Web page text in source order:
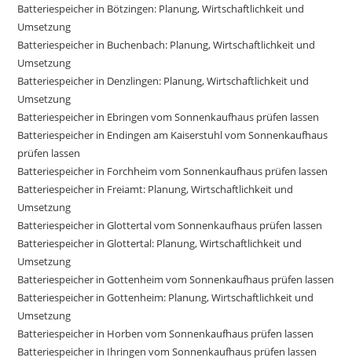
Batteriespeicher in Bötzingen: Planung, Wirtschaftlichkeit und
Umsetzung
Batteriespeicher in Buchenbach: Planung, Wirtschaftlichkeit und
Umsetzung
Batteriespeicher in Denzlingen: Planung, Wirtschaftlichkeit und
Umsetzung
Batteriespeicher in Ebringen vom Sonnenkaufhaus prüfen lassen
Batteriespeicher in Endingen am Kaiserstuhl vom Sonnenkaufhaus
prüfen lassen
Batteriespeicher in Forchheim vom Sonnenkaufhaus prüfen lassen
Batteriespeicher in Freiamt: Planung, Wirtschaftlichkeit und
Umsetzung
Batteriespeicher in Glottertal vom Sonnenkaufhaus prüfen lassen
Batteriespeicher in Glottertal: Planung, Wirtschaftlichkeit und
Umsetzung
Batteriespeicher in Gottenheim vom Sonnenkaufhaus prüfen lassen
Batteriespeicher in Gottenheim: Planung, Wirtschaftlichkeit und
Umsetzung
Batteriespeicher in Horben vom Sonnenkaufhaus prüfen lassen
Batteriespeicher in Ihringen vom Sonnenkaufhaus prüfen lassen